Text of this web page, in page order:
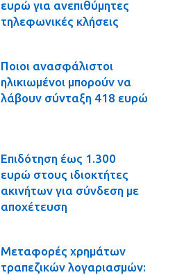
ευρώ για ανεπιθύμητες
τηλεφωνικές κλήσεις
Ποιοι ανασφάλιστοι
ηλικιωμένοι μπορούν να
λάβουν σύνταξη 418 ευρώ
Επιδότηση έως 1.300
ευρώ στους ιδιοκτήτες
ακινήτων για σύνδεση με
αποχέτευση
Μεταφορές χρημάτων
τραπεζικών λογαριασμών: